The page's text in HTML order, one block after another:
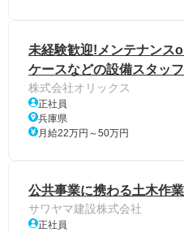
未経験歓迎!メンテナンス
ケースなどの設備スタッ
株式会社オリックス
正社員
兵庫県
月給22万円～50万円
公共事業に携わる土木作
サワヤマ建設株式会社
正社員